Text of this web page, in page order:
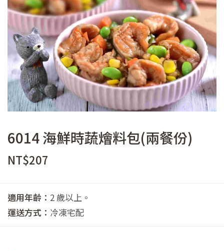
6014 海鮮時蔬燴料包(兩餐份)
NT$207
適用年齡： 2 歲以上。
運送方式： 冷凍宅配